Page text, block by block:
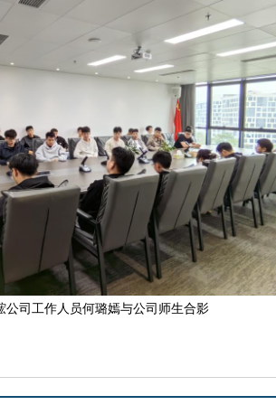
公司工作人员何璐嫣与公司师生合影